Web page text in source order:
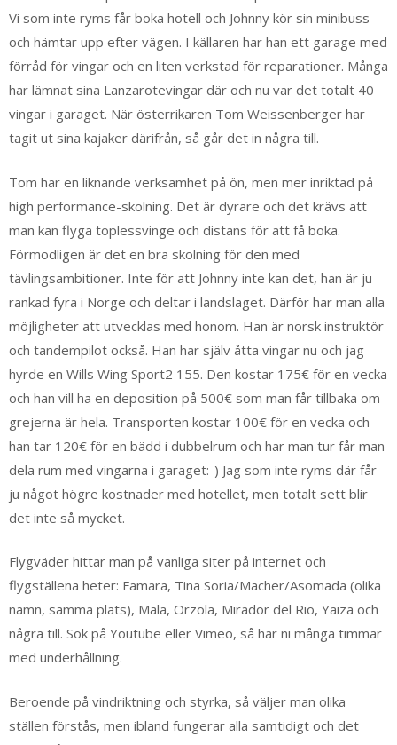
Vi som inte ryms får boka hotell och Johnny kör sin minibuss
och hämtar upp efter vägen. I källaren har han ett garage med
förråd för vingar och en liten verkstad för reparationer. Många
har lämnat sina Lanzarotevingar där och nu var det totalt 40
vingar i garaget. När österrikaren Tom Weissenberger har
tagit ut sina kajaker därifrån, så går det in några till.
Tom har en liknande verksamhet på ön, men mer inriktad på
high performance-skolning. Det är dyrare och det krävs att
man kan flyga toplessvinge och distans för att få boka.
Förmodligen är det en bra skolning för den med
tävlingsambitioner. Inte för att Johnny inte kan det, han är ju
rankad fyra i Norge och deltar i landslaget. Därför har man alla
möjligheter att utvecklas med honom. Han är norsk instruktör
och tandempilot också. Han har själv åtta vingar nu och jag
hyrde en Wills Wing Sport2 155. Den kostar 175€ för en vecka
och han vill ha en deposition på 500€ som man får tillbaka om
grejerna är hela. Transporten kostar 100€ för en vecka och
han tar 120€ för en bädd i dubbelrum och har man tur får man
dela rum med vingarna i garaget:-) Jag som inte ryms där får
ju något högre kostnader med hotellet, men totalt sett blir
det inte så mycket.
Flygväder hittar man på vanliga siter på internet och
flygställena heter: Famara, Tina Soria/Macher/Asomada (olika
namn, samma plats), Mala, Orzola, Mirador del Rio, Yaiza och
några till. Sök på Youtube eller Vimeo, så har ni många timmar
med underhållning.
Beroende på vindriktning och styrka, så väljer man olika
ställen förstås, men ibland fungerar alla samtidigt och det